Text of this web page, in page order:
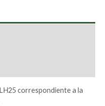
correspondiente a la